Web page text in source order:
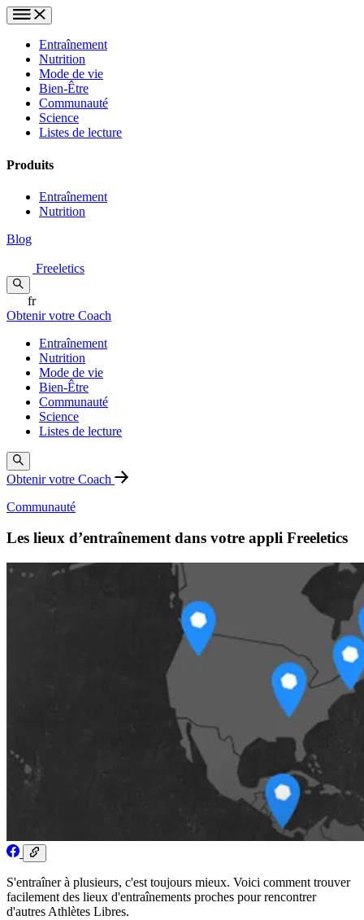
Entraînement
Nutrition
Mode de vie
Bien-Être
Communauté
Science
Listes de lecture
Produits
Entraînement
Nutrition
Blog
Freeletics
fr
Obtenir votre Coach
Entraînement
Nutrition
Mode de vie
Bien-Être
Communauté
Science
Listes de lecture
Obtenir votre Coach
Communauté
Les lieux d’entraînement dans votre appli Freeletics
S'entraîner à plusieurs, c'est toujours mieux. Voici comment trouver
facilement des lieux d'entraînements proches pour rencontrer
d'autres Athlètes Libres.